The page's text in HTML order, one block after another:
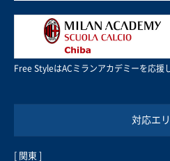
Free StyleはACミランアカデミーを応援
対応エ
[ 関東 ]